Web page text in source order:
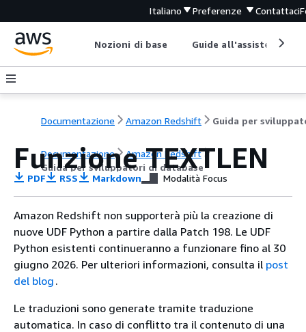
Italiano Preferenze Contattaci
Nozioni di base Guide all'assistenza
Documentazione Amazon Redshift
Documentazione
Amazon Redshift
Guida per sviluppatori di database
Funzione TEXTLEN
PDF RSS Markdown Modalità Focus
Amazon Redshift non supporterà più la creazione di
nuove UDF Python a partire dalla Patch 198. Le UDF
Python esistenti continueranno a funzionare fino al 30
giugno 2026. Per ulteriori informazioni, consulta il post
del blog .
Le traduzioni sono generate tramite traduzione
automatica. In caso di conflitto tra il contenuto di una